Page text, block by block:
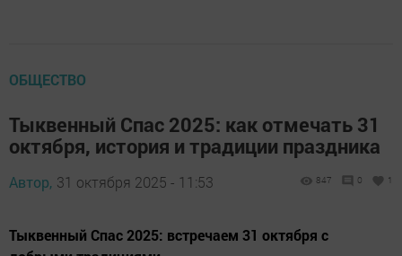
ОБЩЕСТВО
Тыквенный Спас 2025: как отмечать 31
октября, история и традиции праздника
Автор, 31 октября 2025 - 11:53 847 0 1
Тыквенный Спас 2025: встречаем 31 октября с